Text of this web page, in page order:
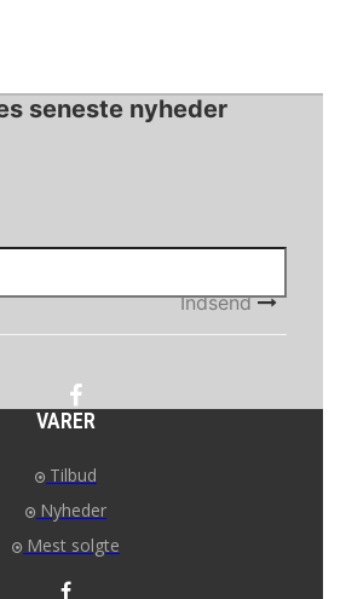
seneste nyheder
Indsend
VARER
Tilbud
Nyheder
Mest solgte